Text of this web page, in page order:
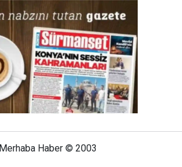
Merhaba Haber © 2003